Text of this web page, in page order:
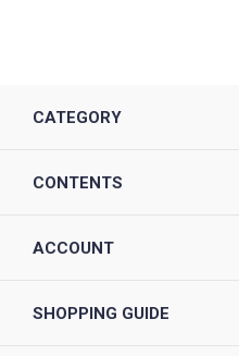
CATEGORY
CONTENTS
ACCOUNT
SHOPPING GUIDE